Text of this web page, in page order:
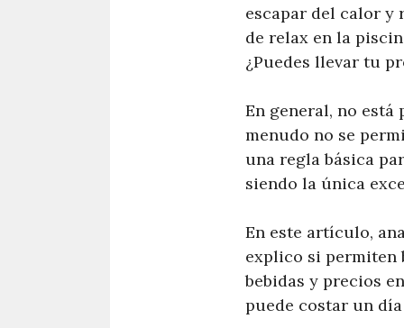
escapar del calor y
de relax en la
¿Puedes llevar tu
En general, no
menudo no se
una regla básica
siendo la única
En este artículo,
explico si permiten
bebidas y precios
puede costar un